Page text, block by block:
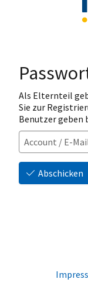
Als Elternteil
Sie zur
Benutzer geben
Abschicken